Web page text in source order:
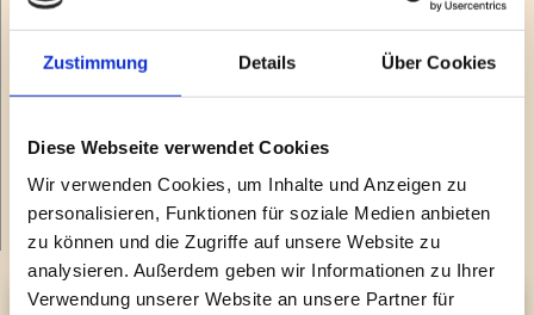
Zustimmung Details Über Cookies
Diese Webseite verwendet Cookies
Wir verwenden Cookies, um Inhalte und Anzeigen zu
personalisieren, Funktionen für soziale Medien anbieten
zu können und die Zugriffe auf unsere Website zu
analysieren. Außerdem geben wir Informationen zu Ihrer
Verwendung unserer Website an unsere Partner für
Anruf bei Melahn Bestattung
Wenden Sie sich an uns, damit wir alle weiteren zur
besprechen dann die wichtigen Punkte vorab mit Ihnen.
Wir führen Bestattungen auf allen Friedhöfen durch.